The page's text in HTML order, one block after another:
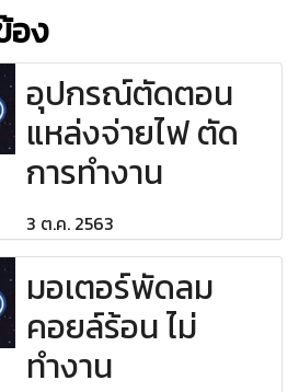
อง
อุปกรณ์ตัดตอน
แหล่งจ่ายไฟ ตัด
การทำงาน
3 ต.ค. 2563
มอเตอร์พัดลม
คอยล์ร้อน ไม่
ทำงาน